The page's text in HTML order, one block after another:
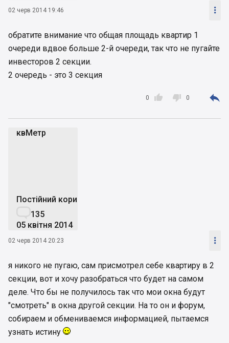
02 черв 2014 19:46 
обратите внимание что общая площадь квартир 1
очереди вдвое больше 2-й очереди, так что не пугайте
инвесторов 2 секции.
2 очередь - это 3 секция

0  0 
квМетр
Постійний користувач
135
05 квітня 2014
02 черв 2014 20:23 
я никого не пугаю, сам присмотрел себе квартиру в 2
секции, вот и хочу разобраться что будет на самом
деле. Что бы не получилось так что мои окна будут
"смотреть" в окна другой секции. На то он и форум,
собираем и обмениваемся информацией, пытаемся
узнать истину